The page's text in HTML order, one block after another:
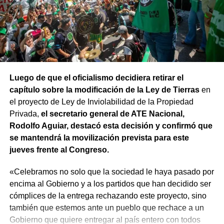
Luego de que el oficialismo decidiera retirar el
capítulo sobre la modificación de la Ley de Tierrasen
el proyecto de Ley de Inviolabilidad de la Propiedad
Privada, el secretario general de ATE Nacional,
Rodolfo Aguiar, destacó esta decisión y confirmó que
se mantendrá la movilización prevista para este
jueves frente al Congreso.
«Celebramos no solo que la sociedad le haya pasado por
encima al Gobierno y a los partidos que han decidido ser
cómplices de la entrega rechazando este proyecto, sino
también que estemos ante un pueblo que rechace a un
Gobierno que quiere entregar al país entero con todos